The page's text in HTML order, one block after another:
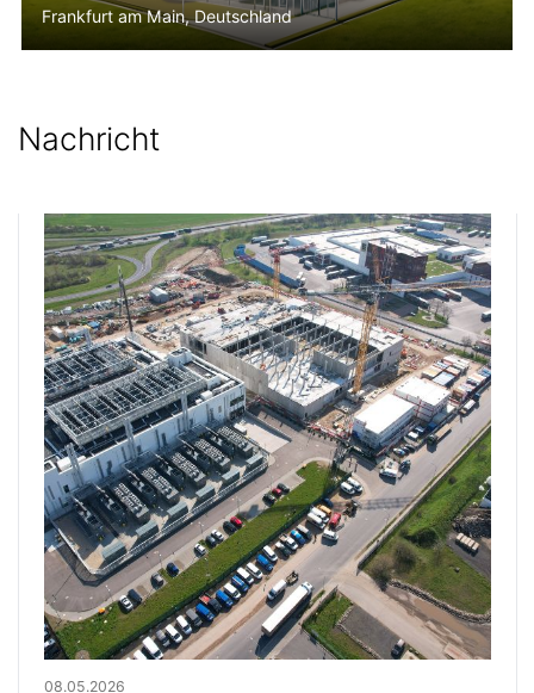
Frankfurt am Main, Deutschland
Nachricht
08.05.2026